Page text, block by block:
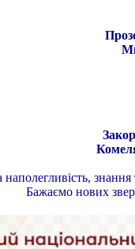
знання
Бажаємо нових